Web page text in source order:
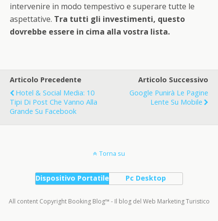
intervenire in modo tempestivo e superare tutte le
aspettative. Tra tutti gli investimenti, questo
dovrebbe essere in cima alla vostra lista.
Articolo Precedente
Hotel & Social Media: 10
Tipi Di Post Che Vanno Alla
Grande Su Facebook
Articolo Successivo
Google Punirà Le Pagine
Lente Su Mobile
Torna su
Dispositivo Portatile Pc Desktop
All content Copyright Booking Blog™ - Il blog del Web Marketing Turistico